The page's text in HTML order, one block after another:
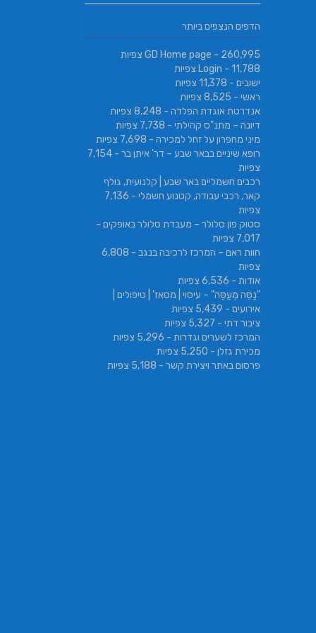
הדפים הנצפים ביותר
GD Home page - 260,995 צפיות
Login - 11,788 צפיות
ישובים - 11,378 צפיות
ראשי - 8,525 צפיות
אנדרטת אוגדת הפלדה - 8,248 צפיות
דיונה – מתנ"ס קהילתי - 7,738 צפיות
מיני מחפרון על זחל למכירה - 7,698 צפיות
רופא שיניים בבאר שבע – דר' איתן בר
- 7,154
צפיות
רכבים חשמליים באר שבע | קלנועית, גולף
קאר, רכבי עבודה, קטנוע חשמלי
- 7,136
צפיות
סטוק פון סלולר – מעבדת סלולר באופקים -
7,017 צפיות
חוות ראם – המרכז לרכיבה בנגב
- 6,808
צפיות
אודות - 6,536 צפיות
"נַסֵּה מְעַסֶּה" – עיסוי | מסאז' | טיפולים |
אירועים - 5,439 צפיות
ציבור דתי - 5,327 צפיות
המרכז לשערים וגדרות - 5,296 צפיות
מכירת גזלן - 5,250 צפיות
פרסום באתר ויצירת קשר - 5,188 צפיות
SABRESA Brewery מבשלת שיכר | מבשלת
בירה